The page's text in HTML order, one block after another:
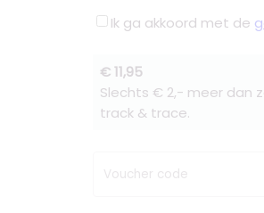
Ik ga akkoord met de
€ 11,95
Slechts € 2,- meer dan
track & trace.
Voucher code